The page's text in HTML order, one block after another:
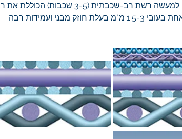
רשת מסונטרת לסינון הינה למעשה
מבני ועמידות רבה.